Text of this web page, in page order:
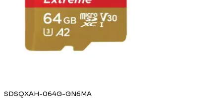
SDSQXAH-064G-GN6MA